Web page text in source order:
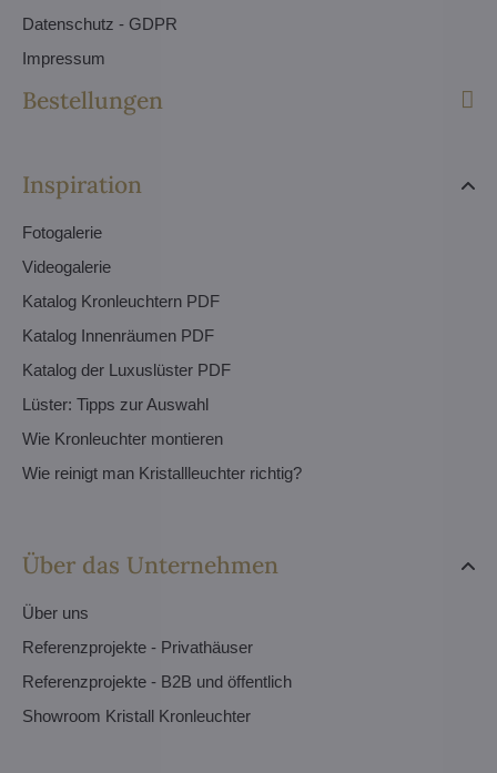
Datenschutz - GDPR
Impressum
Bestellungen
Inspiration
Fotogalerie
Videogalerie
Katalog Kronleuchtern PDF
Katalog Innenräumen PDF
Katalog der Luxuslüster PDF
Lüster: Tipps zur Auswahl
Wie Kronleuchter montieren
Wie reinigt man Kristallleuchter richtig?
Über das Unternehmen
Über uns
Referenzprojekte - Privathäuser
Referenzprojekte - B2B und öffentlich
Showroom Kristall Kronleuchter